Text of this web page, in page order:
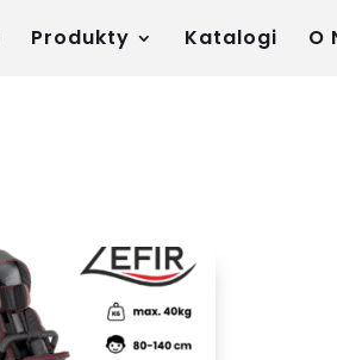
Produkty Katalogi O